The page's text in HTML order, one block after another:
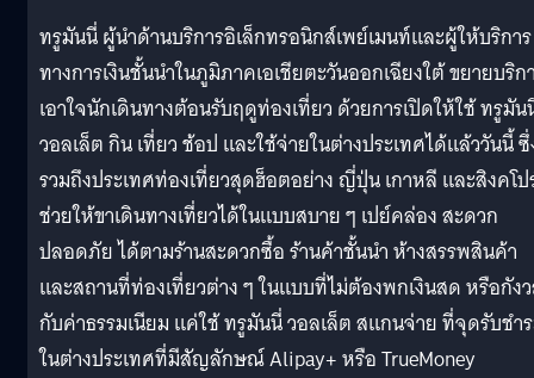
ทรูมันนี่ ผู้นำด้านบริการอิเล็กทรอนิกส์เพย์เมนท์และผู้ให้บริการ
ทางการเงินชั้นนำในภูมิภาคเอเชียตะวันออกเฉียงใต้ ขยายบริก
เอาใจนักเดินทางต้อนรับฤดูท่องเที่ยว ด้วยการเปิดให้ใช้ ทรูมัน
วอลเล็ต กิน เที่ยว ช้อป และใช้จ่ายในต่างประเทศได้แล้ววันนี้
รวมถึงประเทศท่องเที่ยวสุดฮ็อตอย่าง ญี่ปุ่น เกาหลี และสิงคโป
ช่วยให้ขาเดินทางเที่ยวได้ในแบบสบาย ๆ เปย์คล่อง สะดวก
ปลอดภัย ได้ตามร้านสะดวกซื้อ ร้านค้าชั้นนำ ห้างสรรพสินค้า
และสถานที่ท่องเที่ยวต่าง ๆ ในแบบที่ไม่ต้องพกเงินสด หรือกัง
กับค่าธรรมเนียม แค่ใช้ ทรูมันนี่ วอลเล็ต สแกนจ่าย ที่จุดรับชำ
ในต่างประเทศที่มีสัญลักษณ์ Alipay+ หรือ TrueMoney